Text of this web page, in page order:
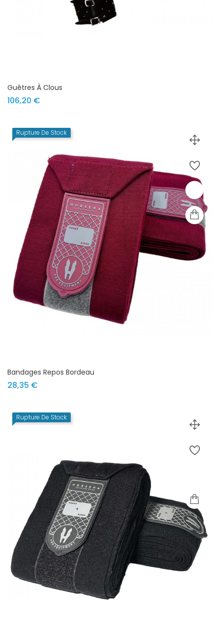
Guêtres À Clous
106,20 €
Rupture De Stock
Bandages Repos Bordeau
28,35 €
Rupture De Stock